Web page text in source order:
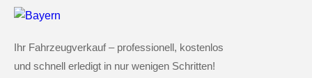
Ihr Fahrzeugverkauf – professionell, kostenlos
und schnell erledigt in nur wenigen Schritten!